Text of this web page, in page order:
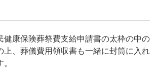
健康保険葬祭費支給申請書の太枠の中の
上、葬儀費用領収書も一緒に封筒に入れ